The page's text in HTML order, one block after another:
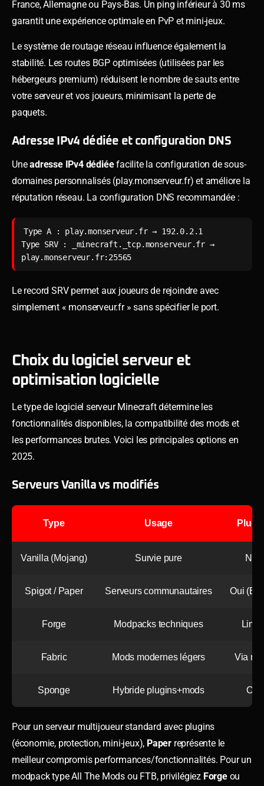
France, Allemagne ou Pays-Bas. Un ping inférieur à 30 ms
garantit une expérience optimale en PvP et mini-jeux.
Le système de routage réseau influence également la
stabilité. Les routes BGP optimisées (utilisées par les
hébergeurs premium) réduisent le nombre de sauts entre
votre serveur et vos joueurs, minimisant la perte de
paquets.
Adresse IPv4 dédiée et configuration DNS
Uneadresse IPv4 dédiéefacilite la configuration de sous-
domaines personnalisés (play.monserveur.fr) et améliore la
réputation réseau. La configuration DNS recommandée :
Type A : play.monserveur.fr → 192.0.2.1
Type SRV : _minecraft._tcp.monserveur.fr →
play.monserveur.fr:25565
Le record SRV permet aux joueurs de rejoindre avec
simplement « monserveur.fr » sans spécifier le port.
Choix du logiciel serveur et
optimisation logicielle
Le type de logiciel serveur Minecraft détermine les
fonctionnalités disponibles, la compatibilité des mods et
les performances brutes. Voici les principales options en
2025.
Serveurs Vanilla vs modifiés
Type Usage
Vanilla (Mojang) Survie pure Non
Spigot / Paper Serveurs communautaires Oui
Forge Modpacks techniques
Fabric Mods modernes légers Via
Sponge Hybride plugins+mods Oui
Pour un serveur multijoueur standard avec plugins
(économie, protection, mini-jeux), Paper représente le
meilleur compromis performances/fonctionnalités. Pour un
modpack type All The Mods ou FTB, privilégiez Forgeou